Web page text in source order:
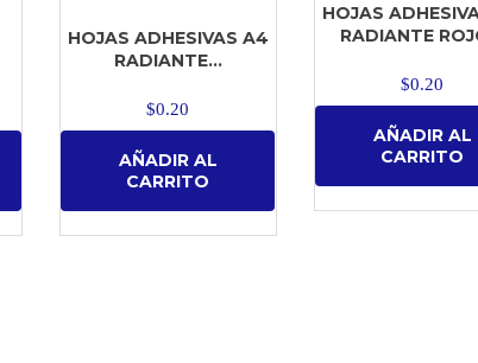
HOJAS ADHESIVAS A4
RADIANTE...
$0.20
AÑADIR AL
CARRITO
HOJAS
RADIANTE
$0.20
AÑADIR AL
CARRITO